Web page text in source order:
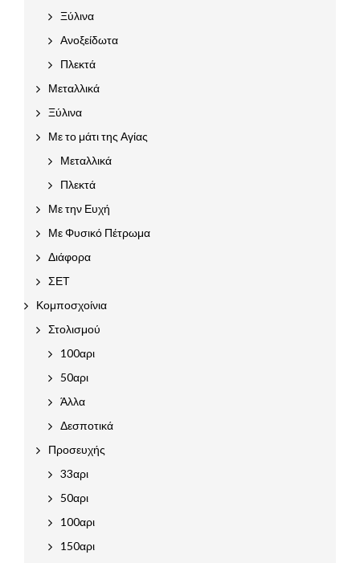
Ξύλινα
Ανοξείδωτα
Πλεκτά
Μεταλλικά
Ξύλινα
Με το μάτι της Αγίας
Μεταλλικά
Πλεκτά
Με την Ευχή
Με Φυσικό Πέτρωμα
Διάφορα
ΣΕΤ
Κομποσχοίνια
Στολισμού
100αρι
50αρι
Άλλα
Δεσποτικά
Προσευχής
33αρι
50αρι
100αρι
150αρι